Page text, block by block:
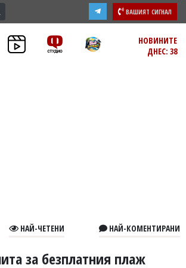
ВАШИЯТ СИГНАЛ
НОВИНИТЕ
ДНЕС: 38
НАЙ-ЧЕТЕНИ НАЙ-КОМЕНТИРАНИ
за безплатния плаж